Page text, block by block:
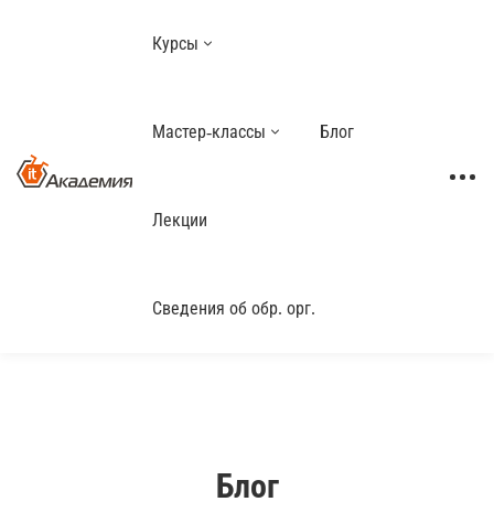
Курсы
Мастер-классы Блог
Лекции
Сведения об обр. орг.
Блог